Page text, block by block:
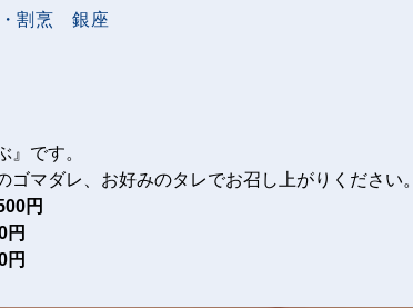
・割烹 銀座
』です。
ゴマダレ、お好みのタレでお召し上がりください。
円
円
円